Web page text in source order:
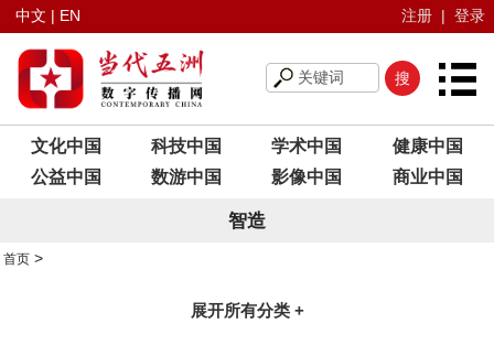
中文 | EN 注册 | 登录
文化中国 科技中国 学术中国
健康中国
公益中国
数游中国 影像中国 商业中国
智造
首页 >
展开所有分类 +